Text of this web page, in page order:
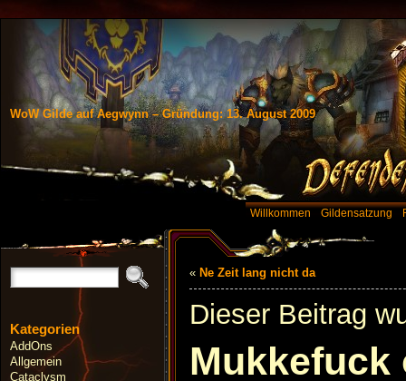
WoW Gilde auf Aegwynn – Gründung: 13. August 2009
Willkommen Gildensatzung
Kategorien
AddOns
Allgemein
Cataclysm
« Ne Zeit lang nicht da
Dieser Beitrag
Mukkefuck